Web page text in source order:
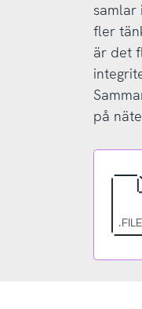
samlar
fler
är det
på